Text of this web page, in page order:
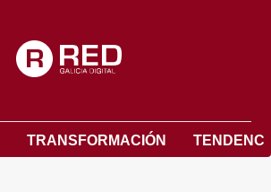
TRANSFORMACIÓN